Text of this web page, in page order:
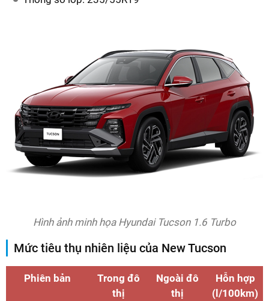
Hình ảnh minh họa Hyundai Tucson 1.6 Turbo
Mức tiêu thụ nhiên liệu của New Tucson
Phiên bản
Trong đô
thị
Ngoài đô
thị
Hỗn hợp
(l/100km)